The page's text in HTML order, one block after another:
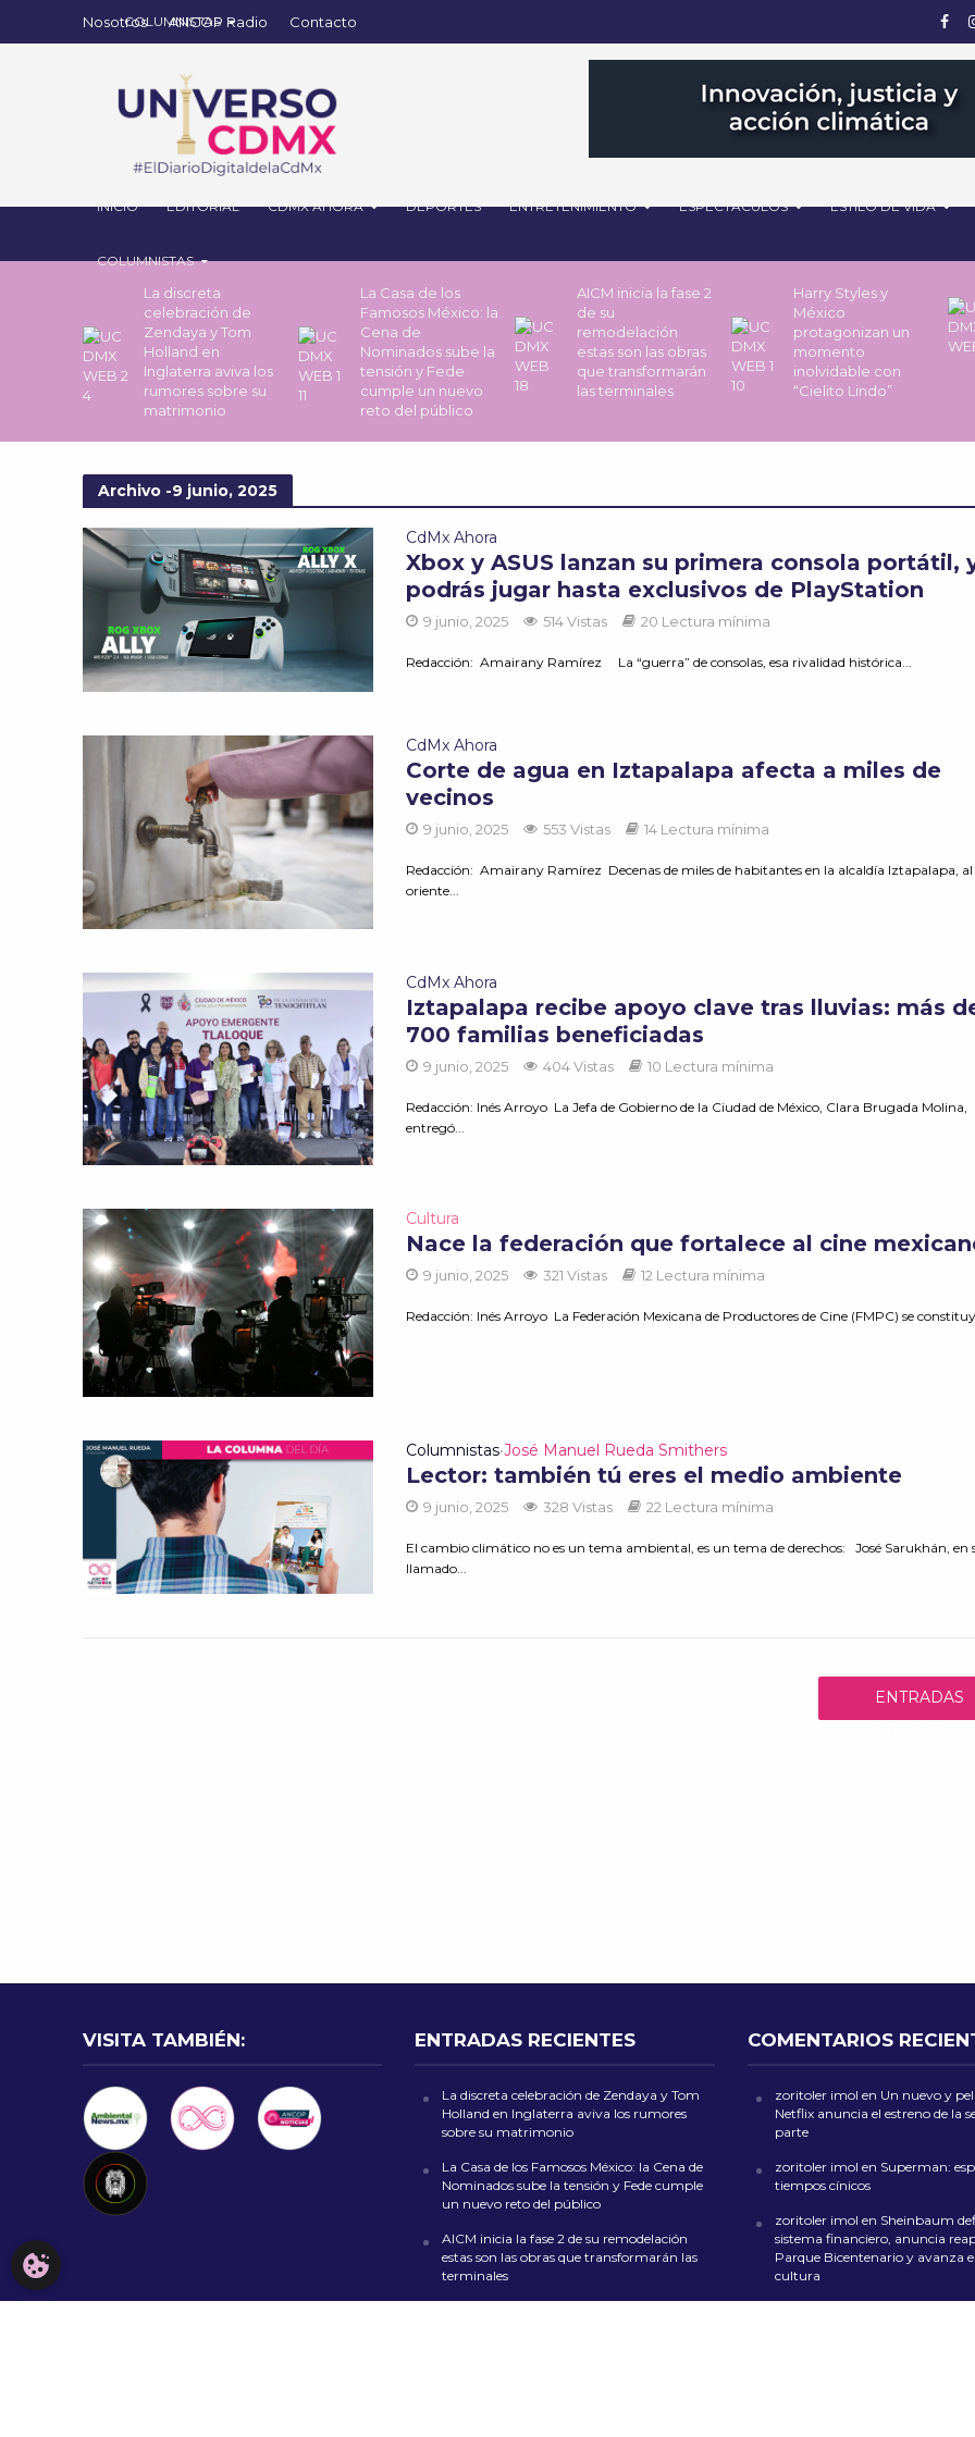
Nosotros ANCOP Radio Contacto
INICIO EDITORIAL CDMX AHORA DEPORTES ENTRETENIMIENTO ESPECTÁCULOS ESTILO DE VIDA
COLUMNISTAS
La discreta
celebración de
Zendaya y Tom
Holland en
Inglaterra aviva los
rumores sobre su
matrimonio
La Casa de los
Famosos México: la
Cena de
Nominados sube la
tensión y Fede
cumple un nuevo
reto del público
AICM inicia la fase 2
de su
remodelación
estas son las obras
que transformarán
las terminales
Harry Styles y
México
protagonizan un
momento
inolvidable con
“Cielito Lindo”
Archivo -9 junio, 2025
CdMx Ahora
Xbox y ASUS lanzan su primera consola portátil,
podrás jugar hasta exclusivos de PlayStation
9 junio, 2025 514 Vistas 20 Lectura mínima
Redacción: Amairany Ramírez La “guerra” de consolas, esa rivalidad histórica...
CdMx Ahora
Corte de agua en Iztapalapa afecta a miles de
vecinos
9 junio, 2025 553 Vistas 14 Lectura mínima
Redacción: Amairany Ramírez Decenas de miles de habitantes en la alcaldía Iztapalapa, al
oriente...
CdMx Ahora
Iztapalapa recibe apoyo clave tras lluvias: más
700 familias beneficiadas
9 junio, 2025 404 Vistas 10 Lectura mínima
Redacción: Inés Arroyo‎ La Jefa de Gobierno de la Ciudad de México, Clara Brugada Molina,
entregó...
Cultura
Nace la federación que fortalece al cine
9 junio, 2025 321 Vistas 12 Lectura mínima
Redacción: Inés Arroyo La Federación Mexicana de Productores de Cine (FMPC) se
Columnistas•José Manuel Rueda Smithers
Lector: también tú eres el medio ambiente
9 junio, 2025 328 Vistas 22 Lectura mínima
El cambio climático no es un tema ambiental, es un tema de derechos: José Sarukhán, en
llamado...
ENTRADAS
VISITA TAMBIÉN: ENTRADAS RECIENTES
La discreta celebración de Zendaya y Tom
Holland en Inglaterra aviva los rumores
sobre su matrimonio
La Casa de los Famosos México: la Cena de
Nominados sube la tensión y Fede cumple
un nuevo reto del público
AICM inicia la fase 2 de su remodelación
estas son las obras que transformarán las
terminales
COMENTARIOS
zoritoler imol en Un nuevo y
Netflix anuncia el estreno de la
parte
zoritoler imol en Superman:
tiempos cínicos
zoritoler imol en Sheinbaum
sistema financiero, anuncia
Parque Bicentenario y avanza
cultura
CONFIGURACIÓN DE COOKIES